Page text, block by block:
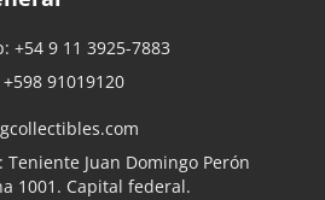
+54 9 11 3925-7883
+598 91019120
Juan Domingo Perón
1001. Capital federal.